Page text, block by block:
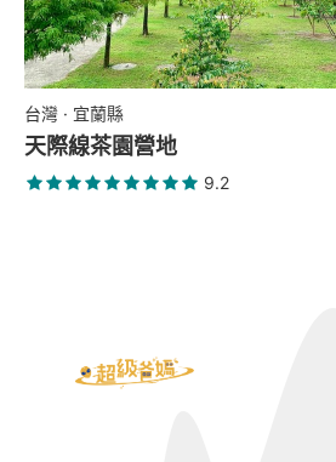
台灣 · 宜蘭縣
天際線茶園營地
9.2